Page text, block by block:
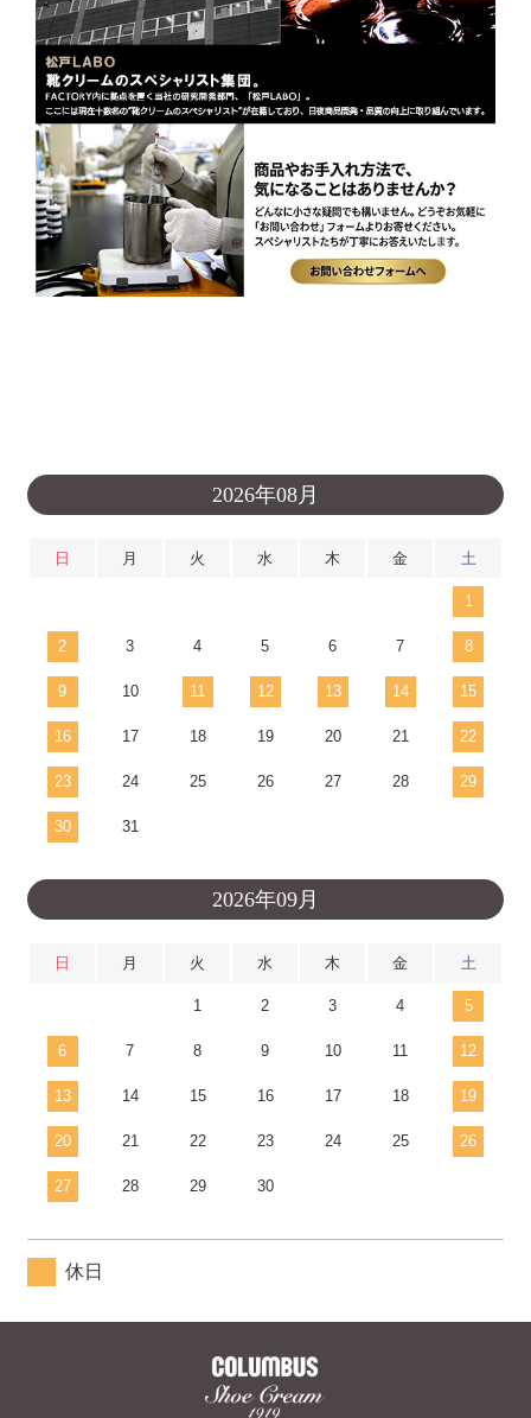
2026年08月
日 月 火 水 木 金 土
1
2 3 4 5 6 7 8
9 10 11 12 13 14 15
16 17 18 19 20 21 22
23 24 25 26 27 28 29
30 31
2026年09月
日 月 火 水 木 金 土
1 2 3 4 5
6 7 8 9 10 11 12
13 14 15 16 17 18 19
20 21 22 23 24 25 26
27 28 29 30
休日